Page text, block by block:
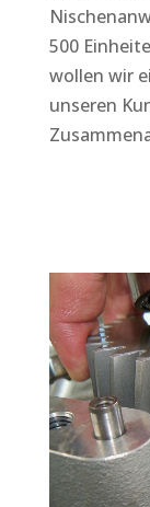
500
wollen wir
unseren